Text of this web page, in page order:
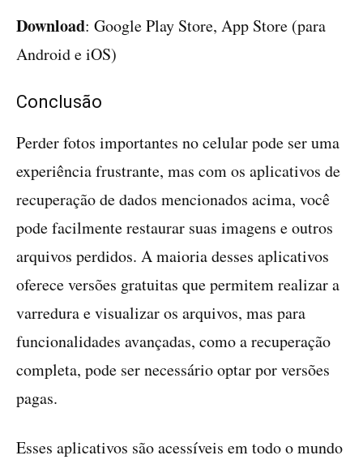
Download: Google Play Store, App Store (para
Android e iOS)
Conclusão
Perder fotos importantes no celular pode ser uma
experiência frustrante, mas com os aplicativos de
recuperação de dados mencionados acima, você
pode facilmente restaurar suas imagens e outros
arquivos perdidos. A maioria desses aplicativos
oferece versões gratuitas que permitem realizar a
varredura e visualizar os arquivos, mas para
funcionalidades avançadas, como a recuperação
completa, pode ser necessário optar por versões
pagas.
Esses aplicativos são acessíveis em todo o mundo